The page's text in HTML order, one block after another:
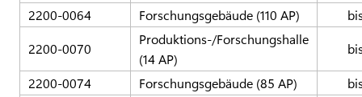
2200-0064 Forschungsgebäude (110 AP)
2200-0070
Produktions-/Forschungshalle
(14 AP)
2200-0074 Forschungsgebäude (85 AP)